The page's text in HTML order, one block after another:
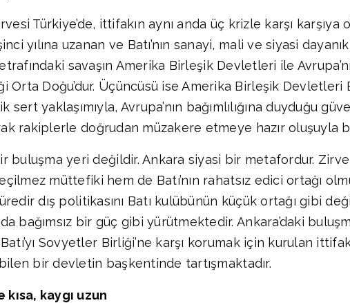
Türkiye’de, ittifakın aynı anda üç krizle karşı
yılına uzanan ve Batı’nın sanayi, mali ve siyasi
savaşın Amerika Birleşik Devletleri ile
Doğu’dur. Üçüncüsü ise Amerika Birleşik Devletleri
yaklaşımıyla, Avrupa’nın bağımlılığına duyduğu
rakiplerle doğrudan müzakere etmeye hazır oluşuyla
buluşma yeri değildir. Ankara siyasi bir metafordur.
müttefiki hem de Batı’nın rahatsız edici ortağı
dış politikasını Batı kulübünün küçük ortağı gibi
bağımsız bir güç gibi yürütmektedir. Ankara’daki
Sovyetler Birliği’ne karşı korumak için kurulan
bir devletin başkentinde tartışmaktadır.
kaygı uzun